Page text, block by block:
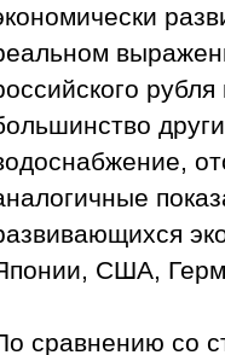
США,
сравнению со